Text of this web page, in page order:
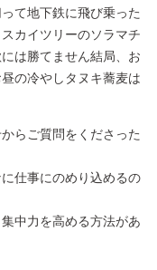
て地下鉄に飛び乗った
カイツリーのソラマチ
は勝てません結局、お
の冷やしタヌキ蕎麦は
らご質問をくださった
仕事にのめり込めるの
中力を高める方法があ